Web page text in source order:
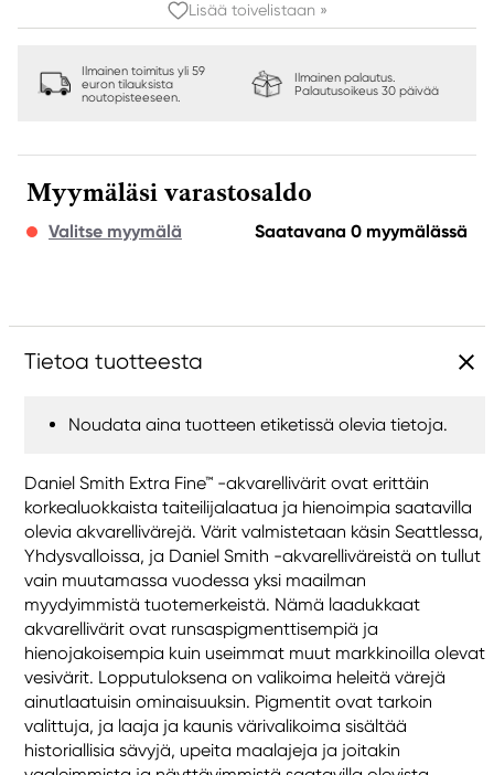
Lisää toivelistaan »
Ilmainen toimitus yli 59
euron tilauksista
noutopisteeseen.
Ilmainen palautus.
Palautusoikeus 30 päivää
Myymäläsi varastosaldo
Valitse myymälä Saatavana 0 myymälässä
Tietoa tuotteesta
Noudata aina tuotteen etiketissä olevia tietoja.
Daniel Smith Extra Fine™ -akvarellivärit ovat erittäin
korkealuokkaista taiteilijalaatua ja hienoimpia saatavilla
olevia akvarellivärejä. Värit valmistetaan käsin Seattlessa,
Yhdysvalloissa, ja Daniel Smith -akvarelliväreistä on tullut
vain muutamassa vuodessa yksi maailman
myydyimmistä tuotemerkeistä. Nämä laadukkaat
akvarellivärit ovat runsaspigmenttisempiä ja
hienojakoisempia kuin useimmat muut markkinoilla olevat
vesivärit. Lopputuloksena on valikoima heleitä värejä
ainutlaatuisin ominaisuuksin. Pigmentit ovat tarkoin
valittuja, ja laaja ja kaunis värivalikoima sisältää
historiallisia sävyjä, upeita maalajeja ja joitakin